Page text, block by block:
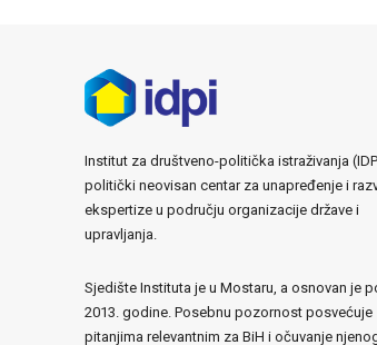
Institut za društveno-politička istraživanja
politički neovisan centar za unapređenje i
ekspertize u području organizacije države i
upravljanja.
Sjedište Instituta je u Mostaru, a osnovan je
2013. godine. Posebnu pozornost posvećuje
pitanjima relevantnim za BiH i očuvanje